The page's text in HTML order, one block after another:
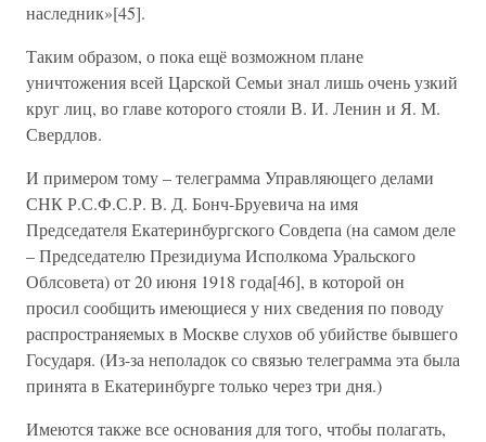
наследник»[45].
Таким образом, о пока ещё возможном плане
уничтожения всей Царской Семьи знал лишь очень узкий
круг лиц, во главе которого стояли В. И. Ленин и Я. М.
Свердлов.
И примером тому – телеграмма Управляющего делами
СНК Р.С.Ф.С.Р. В. Д. Бонч-Бруевича на имя
Председателя Екатеринбургского Совдепа (на самом деле
– Председателю Президиума Исполкома Уральского
Облсовета) от 20 июня 1918 года[46], в которой он
просил сообщить имеющиеся у них сведения по поводу
распространяемых в Москве слухов об убийстве бывшего
Государя. (Из-за неполадок со связью телеграмма эта была
принята в Екатеринбурге только через три дня.)
Имеются также все основания для того, чтобы полагать,